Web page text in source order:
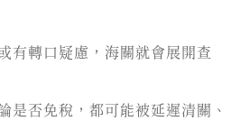
有轉口疑慮，海關就會展開查
是否免稅，都可能被延遲清關、